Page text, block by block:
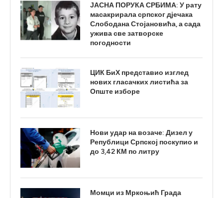
ЈАСНА ПОРУКА СРБИМА: У рату
масакрирала српског дјечака
Слободана Стојановића, а сада
ужива све затворске
погодности
ЦИК БиХ представио изглед
нових гласачких листића за
Опште изборе
Нови удар на возаче: Дизел у
Републици Српској поскупио и
до 3,42 КМ по литру
Момци из Мркоњић Града